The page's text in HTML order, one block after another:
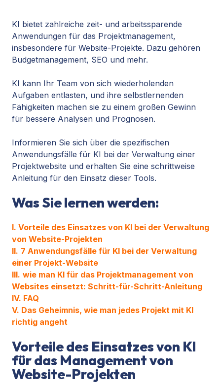
KI bietet zahlreiche zeit- und arbeitssparende
Anwendungen für das Projektmanagement,
insbesondere für Website-Projekte. Dazu gehören
Budgetmanagement, SEO und mehr.
KI kann Ihr Team von sich wiederholenden
Aufgaben entlasten, und ihre selbstlernenden
Fähigkeiten machen sie zu einem großen Gewinn
für bessere Analysen und Prognosen.
Informieren Sie sich über die spezifischen
Anwendungsfälle für KI bei der Verwaltung einer
Projektwebsite und erhalten Sie eine schrittweise
Anleitung für den Einsatz dieser Tools.
Was Sie lernen werden:
I. Vorteile des Einsatzes von KI bei der Verwaltung
von Website-Projekten
II. 7 Anwendungsfälle für KI bei der Verwaltung
einer Projekt-Website
III. wie man KI für das Projektmanagement von
Websites einsetzt: Schritt-für-Schritt-Anleitung
IV. FAQ
V. Das Geheimnis, wie man jedes Projekt mit KI
richtig angeht
Vorteile des Einsatzes von KI
für das Management von
Website-Projekten